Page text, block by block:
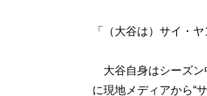
「（大谷は）サイ・
大谷自身はシーズン
に現地メディアから“